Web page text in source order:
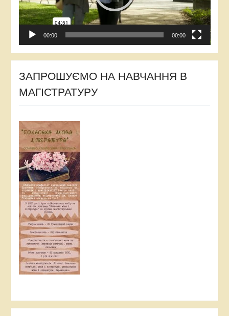
00:00 00:00
ЗАПРОШУЄМО НА НАВЧАННЯ В
МАГІСТРАТУРУ